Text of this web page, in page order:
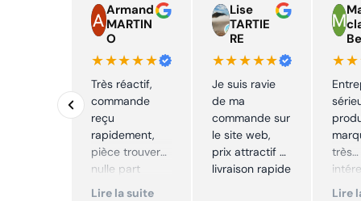
Armand
MARTIN
O
★★★★★
Très réactif,
commande
reçu
rapidement,
pièce trouver
nulle part
ailleurs et
Lire la suite
Lise
TARTIE
RE
★★★★★
Je suis ravie
de ma
commande sur
le site web,
prix attractif et
livraison rapide
très
Lire